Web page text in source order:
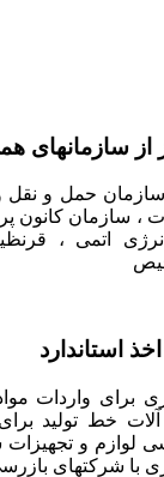
از سازمانهای
حمل و نقل
، سازمان
اتمی ،
اخذ استاندارد
برای واردات
خط تولید
لوازم و
با شرکتهای